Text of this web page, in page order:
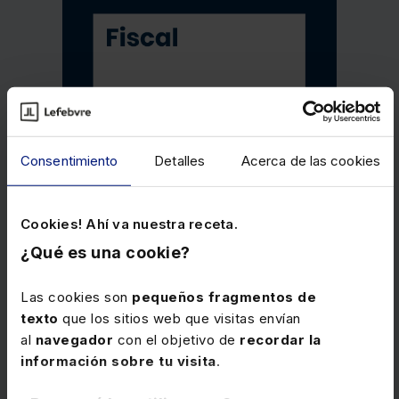
Consentimiento Detalles Acerca de las cookies
Cookies! Ahí va nuestra receta.
¿Qué es una cookie?
Las cookies son pequeños fragmentos de
texto que los sitios web que visitas envían
al navegador con el objetivo de recordar la
información sobre tu visita.
Memento Fiscal 2026